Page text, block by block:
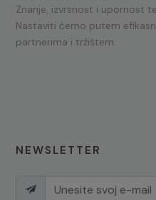
Znanje, izvrsnost i upornost
Nastaviti ćemo putem
partnerima i tržištem.
NEWSLETTER